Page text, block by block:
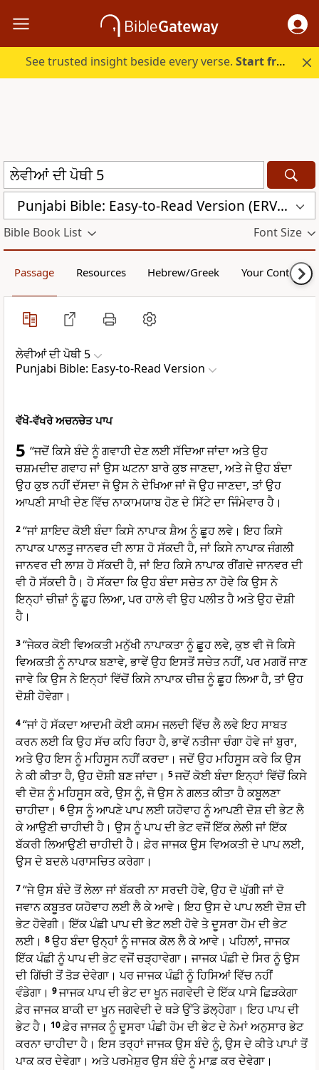
See trusted insight beside every verse.Start free.
Punjabi Bible: Easy-to-Read Version (ERV-PA)
Bible Book List Font Size
Passage Resources Hebrew/Greek Your Content
ਲੇਵੀਆਂ ਦੀ ਪੋਥੀ 5
Punjabi Bible: Easy-to-Read Version
ਵੱਖੋ-ਵੱਖਰੇ ਅਚਨਚੇਤ ਪਾਪ
5 “ਜਦੋਂ ਕਿਸੇ ਬੰਦੇ ਨੂੰ ਗਵਾਹੀ ਦੇਣ ਲਈ ਸੱਦਿਆ ਜਾਂਦਾ ਅਤੇ ਉਹ
ਚਸ਼ਮਦੀਦ ਗਵਾਹ ਜਾਂ ਉਸ ਘਟਨਾ ਬਾਰੇ ਕੁਝ ਜਾਣਦਾ, ਅਤੇ ਜੇ ਉਹ ਬੰਦਾ
ਉਹ ਕੁਝ ਨਹੀਂ ਦੱਸਦਾ ਜੋ ਉਸ ਨੇ ਦੇਖਿਆ ਜਾਂ ਜੋ ਉਹ ਜਾਣਦਾ, ਤਾਂ ਉਹ
ਆਪਣੀ ਸਾਖੀ ਦੇਣ ਵਿੱਚ ਨਾਕਾਮਯਾਬ ਹੋਣ ਦੇ ਸਿੱਟੇ ਦਾ ਜਿੰਮੇਵਾਰ ਹੈ।
2“ਜਾਂ ਸ਼ਾਇਦ ਕੋਈ ਬੰਦਾ ਕਿਸੇ ਨਾਪਾਕ ਸ਼ੈਅ ਨੂੰ ਛੂਹ ਲਵੇ। ਇਹ ਕਿਸੇ
ਨਾਪਾਕ ਪਾਲਤੂ ਜਾਨਵਰ ਦੀ ਲਾਸ਼ ਹੋ ਸੱਕਦੀ ਹੈ, ਜਾਂ ਕਿਸੇ ਨਾਪਾਕ ਜੰਗਲੀ
ਜਾਨਵਰ ਦੀ ਲਾਸ਼ ਹੋ ਸੱਕਦੀ ਹੈ, ਜਾਂ ਇਹ ਕਿਸੇ ਨਾਪਾਕ ਰੀਂਗਦੇ ਜਾਨਵਰ ਦੀ
ਵੀ ਹੋ ਸੱਕਦੀ ਹੈ। ਹੋ ਸੱਕਦਾ ਕਿ ਉਹ ਬੰਦਾ ਸਚੇਤ ਨਾ ਹੋਵੇ ਕਿ ਉਸ ਨੇ
ਇਨ੍ਹਾਂ ਚੀਜ਼ਾਂ ਨੂੰ ਛੂਹ ਲਿਆ, ਪਰ ਹਾਲੇ ਵੀ ਉਹ ਪਲੀਤ ਹੈ ਅਤੇ ਉਹ ਦੋਸ਼ੀ
ਹੈ।
3“ਜੇਕਰ ਕੋਈ ਵਿਅਕਤੀ ਮਨੁੱਖੀ ਨਾਪਾਕਤਾ ਨੂੰ ਛੂਹ ਲਵੇ, ਕੁਝ ਵੀ ਜੋ ਕਿਸੇ
ਵਿਅਕਤੀ ਨੂੰ ਨਾਪਾਕ ਬਣਾਵੇ, ਭਾਵੇਂ ਉਹ ਇਸਤੋਂ ਸਚੇਤ ਨਹੀਂ, ਪਰ ਮਗਰੋਂ ਜਾਣ
ਜਾਵੇ ਕਿ ਉਸ ਨੇ ਇਨ੍ਹਾਂ ਵਿੱਚੋਂ ਕਿਸੇ ਨਾਪਾਕ ਚੀਜ਼ ਨੂੰ ਛੂਹ ਲਿਆ ਹੈ, ਤਾਂ ਉਹ
ਦੋਸ਼ੀ ਹੋਵੇਗਾ।
4“ਜਾਂ ਹੋ ਸੱਕਦਾ ਆਦਮੀ ਕੋਈ ਕਸਮ ਜਲਦੀ ਵਿੱਚ ਲੈ ਲਵੇ ਇਹ ਸਾਬਤ
ਕਰਨ ਲਈ ਕਿ ਉਹ ਸੱਚ ਕਹਿ ਰਿਹਾ ਹੈ, ਭਾਵੇਂ ਨਤੀਜਾ ਚੰਗਾ ਹੋਵੇ ਜਾਂ ਬੁਰਾ,
ਅਤੇ ਉਹ ਇਸ ਨੂੰ ਮਹਿਸੂਸ ਨਹੀਂ ਕਰਦਾ। ਜਦੋਂ ਉਹ ਮਹਿਸੂਸ ਕਰੇ ਕਿ ਉਸ
ਨੇ ਕੀ ਕੀਤਾ ਹੈ, ਉਹ ਦੋਸ਼ੀ ਬਣ ਜਾਂਦਾ। 5ਜਦੋਂ ਕੋਈ ਬੰਦਾ ਇਨ੍ਹਾਂ ਵਿੱਚੋਂ ਕਿਸੇ
ਵੀ ਦੋਸ਼ ਨੂੰ ਮਹਿਸੂਸ ਕਰੇ, ਉਸ ਨੂੰ, ਜੋ ਉਸ ਨੇ ਗਲਤ ਕੀਤਾ ਹੈ ਕਬੂਲਣਾ
ਚਾਹੀਦਾ। 6ਉਸ ਨੂੰ ਆਪਣੇ ਪਾਪ ਲਈ ਯਹੋਵਾਹ ਨੂੰ ਆਪਣੀ ਦੋਸ਼ ਦੀ ਭੇਟ ਲੈ
ਕੇ ਆਉਣੀ ਚਾਹੀਦੀ ਹੈ। ਉਸ ਨੂੰ ਪਾਪ ਦੀ ਭੇਟ ਵਜੋਂ ਇੱਕ ਲੇਲੀ ਜਾਂ ਇੱਕ
ਬੱਕਰੀ ਲਿਆਉਣੀ ਚਾਹੀਦੀ ਹੈ। ਫ਼ੇਰ ਜਾਜਕ ਉਸ ਵਿਅਕਤੀ ਦੇ ਪਾਪ ਲਈ,
ਉਸ ਦੇ ਬਦਲੇ ਪਰਾਸਚਿਤ ਕਰੇਗਾ।
7“ਜੇ ਉਸ ਬੰਦੇ ਤੋਂ ਲੇਲਾ ਜਾਂ ਬੱਕਰੀ ਨਾ ਸਰਦੀ ਹੋਵੇ, ਉਹ ਦੋ ਘੁੱਗੀ ਜਾਂ ਦੋ
ਜਵਾਨ ਕਬੂਤਰ ਯਹੋਵਾਹ ਲਈ ਲੈ ਕੇ ਆਵੇ। ਇਹ ਉਸ ਦੇ ਪਾਪ ਲਈ ਦੋਸ਼ ਦੀ
ਭੇਟ ਹੋਵੇਗੀ। ਇੱਕ ਪੰਛੀ ਪਾਪ ਦੀ ਭੇਟ ਲਈ ਹੋਵੇ ਤੇ ਦੂਸਰਾ ਹੋਮ ਦੀ ਭੇਟ
ਲਈ। 8ਉਹ ਬੰਦਾ ਉਨ੍ਹਾਂ ਨੂੰ ਜਾਜਕ ਕੋਲ ਲੈ ਕੇ ਆਵੇ। ਪਹਿਲਾਂ, ਜਾਜਕ
ਇੱਕ ਪੰਛੀ ਨੂੰ ਪਾਪ ਦੀ ਭੇਟ ਵਜੋਂ ਚੜ੍ਹਾਵੇਗਾ। ਜਾਜਕ ਪੰਛੀ ਦੇ ਸਿਰ ਨੂੰ ਉਸ
ਦੀ ਗਿੱਚੀ ਤੋਂ ਤੋੜ ਦੇਵੇਗਾ। ਪਰ ਜਾਜਕ ਪੰਛੀ ਨੂੰ ਹਿਸਿਆਂ ਵਿੱਚ ਨਹੀਂ
ਵੰਡੇਗਾ। 9ਜਾਜਕ ਪਾਪ ਦੀ ਭੇਟ ਦਾ ਖੂਨ ਜਗਵੇਦੀ ਦੇ ਇੱਕ ਪਾਸੇ ਛਿੜਕੇਗਾ
ਫ਼ੇਰ ਜਾਜਕ ਬਾਕੀ ਦਾ ਖੂਨ ਜਗਵੇਦੀ ਦੇ ਥੜੇ ਉੱਤੇ ਡੋਲ੍ਹੇਗਾ। ਇਹ ਪਾਪ ਦੀ
ਭੇਟ ਹੈ। 10ਫ਼ੇਰ ਜਾਜਕ ਨੂੰ ਦੂਸਰਾ ਪੰਛੀ ਹੋਮ ਦੀ ਭੇਟ ਦੇ ਨੇਮਾਂ ਅਨੁਸਾਰ ਭੇਟ
ਕਰਨਾ ਚਾਹੀਦਾ ਹੈ। ਇਸ ਤਰ੍ਹਾਂ ਜਾਜਕ ਉਸ ਬੰਦੇ ਨੂੰ, ਉਸ ਦੇ ਕੀਤੇ ਪਾਪਾਂ ਤੋਂ
ਪਾਕ ਕਰ ਦੇਵੇਗਾ। ਅਤੇ ਪਰਮੇਸ਼ੁਰ ਉਸ ਬੰਦੇ ਨੂੰ ਮਾਫ਼ ਕਰ ਦੇਵੇਗਾ।